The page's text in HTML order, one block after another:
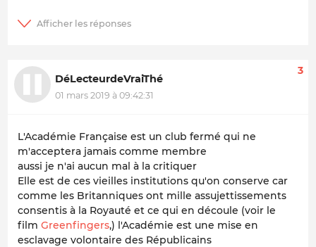
DéLecteurdeVraiThé
01 mars 2019 à 09:42:31
3
L'Académie Française est un club fermé qui ne
m'acceptera jamais comme membre
aussi je n'ai aucun mal à la critiquer
Elle est de ces vieilles institutions qu'on conserve car
comme les Britanniques ont mille assujettissements
consentis à la Royauté et ce qui en découle (voir le
film Greenfingers,) l'Académie est une mise en
esclavage volontaire des Républicains